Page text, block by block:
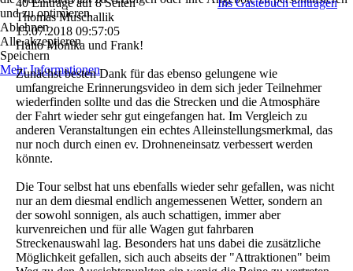
40 Einträge auf 8 Seiten
Ins Gästebuch eintragen
Thomas Muschallik
15.07.2018 09:57:05
Hallo Monika und Frank!
Zunächst besten Dank für das ebenso gelungene wie
umfangreiche Erinnerungsvideo in dem sich jeder Teilnehmer
wiederfinden sollte und das die Strecken und die Atmosphäre
der Fahrt wieder sehr gut eingefangen hat. Im Vergleich zu
anderen Veranstaltungen ein echtes Alleinstellungsmerkmal, das
nur noch durch einen ev. Drohneneinsatz verbessert werden
könnte.
Die Tour selbst hat uns ebenfalls wieder sehr gefallen, was nicht
nur an dem diesmal endlich angemessenen Wetter, sondern an
der sowohl sonnigen, als auch schattigen, immer aber
kurvenreichen und für alle Wagen gut fahrbaren
Streckenauswahl lag. Besonders hat uns dabei die zusätzliche
Möglichkeit gefallen, sich auch abseits der "Attraktionen" beim
und zu optimieren.
Ablehnen
Alle akzeptieren
Speichern
Mehr Informationen